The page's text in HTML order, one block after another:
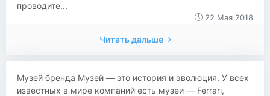
проводите...
22 Мая 2018
Читать дальше
Музей бренда Музей — это история и эволюция. У всех
известных в мире компаний есть музеи — Ferrari,